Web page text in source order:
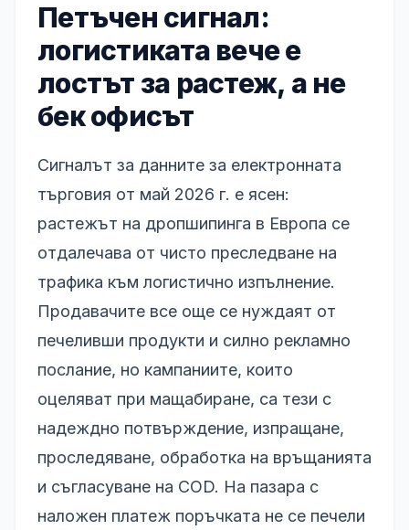
Петъчен сигнал:
логистиката вече е
лостът за растеж, а не
бек офисът
Сигналът за данните за електронната
търговия от май 2026 г. е ясен:
растежът на дропшипинга в Европа се
отдалечава от чисто преследване на
трафика към логистично изпълнение.
Продавачите все още се нуждаят от
печеливши продукти и силно рекламно
послание, но кампаниите, които
оцеляват при мащабиране, са тези с
надеждно потвърждение, изпращане,
проследяване, обработка на връщанията
и съгласуване на COD. На пазара с
наложен платеж поръчката не се печели